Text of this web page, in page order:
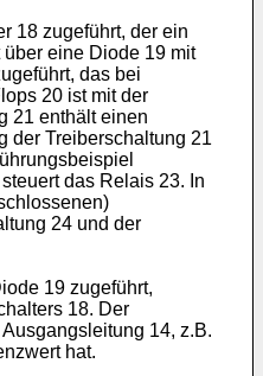
18 zugeführt, der ein
eine Diode 19 mit
das bei
20 ist mit der
21 enthält einen
der Treiberschaltung 21
das Relais 23. In
24 und der
19 zugeführt,
18. Der
14, z.B.
hat.